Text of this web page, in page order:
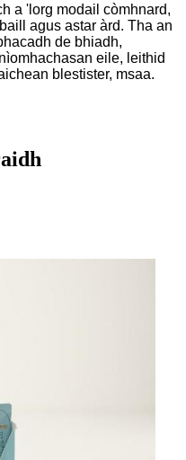
a 'lorg modail còmhnard,
agus astar àrd. Tha an
de bhiadh,
eile, leithid
blestister, msaa.